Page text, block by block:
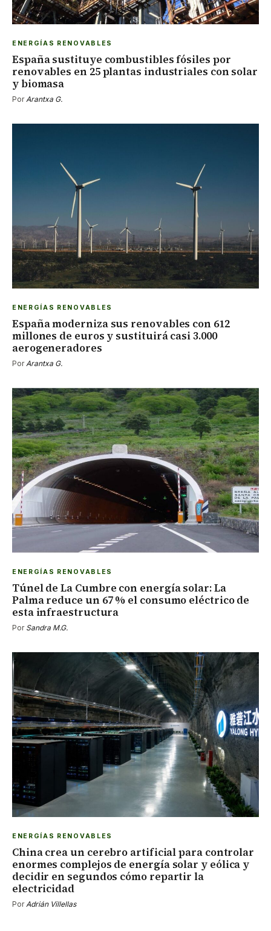
ENERGÍAS RENOVABLES
España sustituye combustibles fósiles por
renovables en 25 plantas industriales con solar
y biomasa
PorArantxa G.
ENERGÍAS RENOVABLES
España moderniza sus renovables con 612
millones de euros y sustituirá casi 3.000
aerogeneradores
PorArantxa G.
ENERGÍAS RENOVABLES
Túnel de La Cumbre con energía solar: La
Palma reduce un 67 % el consumo eléctrico de
esta infraestructura
Por Sandra M.G.
ENERGÍAS RENOVABLES
China crea un cerebro artificial para controlar
enormes complejos de energía solar y eólica y
decidir en segundos cómo repartir la
electricidad
PorAdrián Villellas